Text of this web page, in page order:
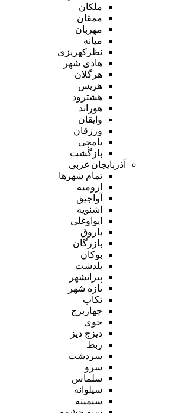
ملکان
ممقان
مهربان
میانه
نظرکهریزی
هادی شهر
هرگلان
هریس
هشترود
هوراند
وایقان
ورزقان
یامچی
بازگشت
آذربایجان غربی
تمام شهر‌ها
ارومیه
آواجیق
اشنویه
ایواوغلی
باروق
بازرگان
بوکان
پلدشت
پیرانشهر
تازه شهر
تکاب
چهاربرج
خوی
دیزج دیز
ربط
سردشت
سرو
سلماس
سیلوانه
سیمینه